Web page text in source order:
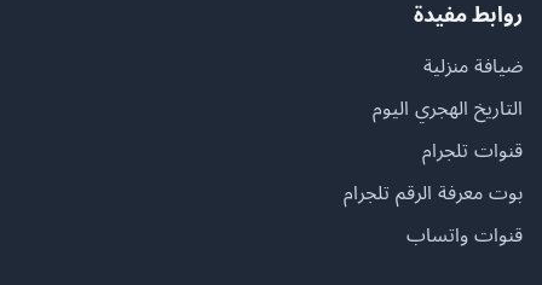
روابط مفيدة
ضيافة منزلية
التاريخ الهجري اليوم
قنوات تلجرام
بوت معرفة الرقم تلجرام
قنوات واتساب